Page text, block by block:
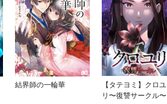
結界師の一輪華
【タテヨミ】クロユ
リ〜復讐サークル〜